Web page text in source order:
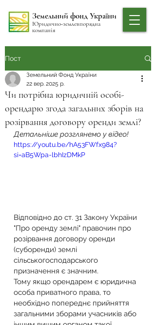
Земельний фонд України
Юридично-землевпорядна
компанія
Пост
Чи потрібна юридичній особі-
орендарю згода загальних зборів на
розірвання договору оренди землі?
Земельний Фонд України
22 вер. 2025 р.
Детальніше розглянемо у відео!
https://youtu.be/hA53FWfx984?
si=aB5Wpa-lbhIzDMkP
Відповідно до ст. 31 Закону України
"Про оренду землі" правочин про
розірвання договору оренди
(суборенди) землі
сільськогосподарського
призначення є значним.
Тому якщо орендарем є юридична
особа приватного права, то
необхідно попереднє прийняття
загальними зборами учасників або